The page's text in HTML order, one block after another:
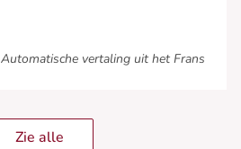
Automatische vertaling uit het Frans
Zie alle